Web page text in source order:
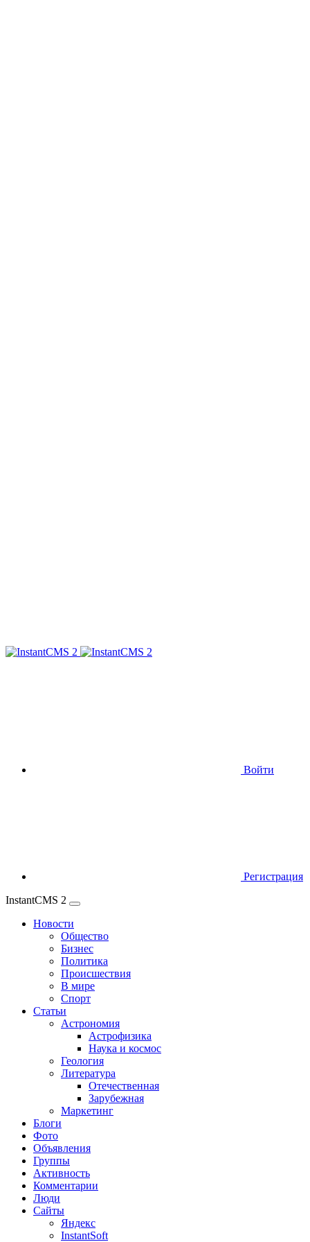
Войти
Регистрация
InstantCMS 2
Новости
Общество
Бизнес
Политика
Происшествия
В мире
Спорт
Статьи
Астрономия
Астрофизика
Наука и космос
Геология
Литература
Отечественная
Зарубежная
Маркетинг
Блоги
Фото
Объявления
Группы
Активность
Комментарии
Люди
Сайты
Яндекс
InstantSoft